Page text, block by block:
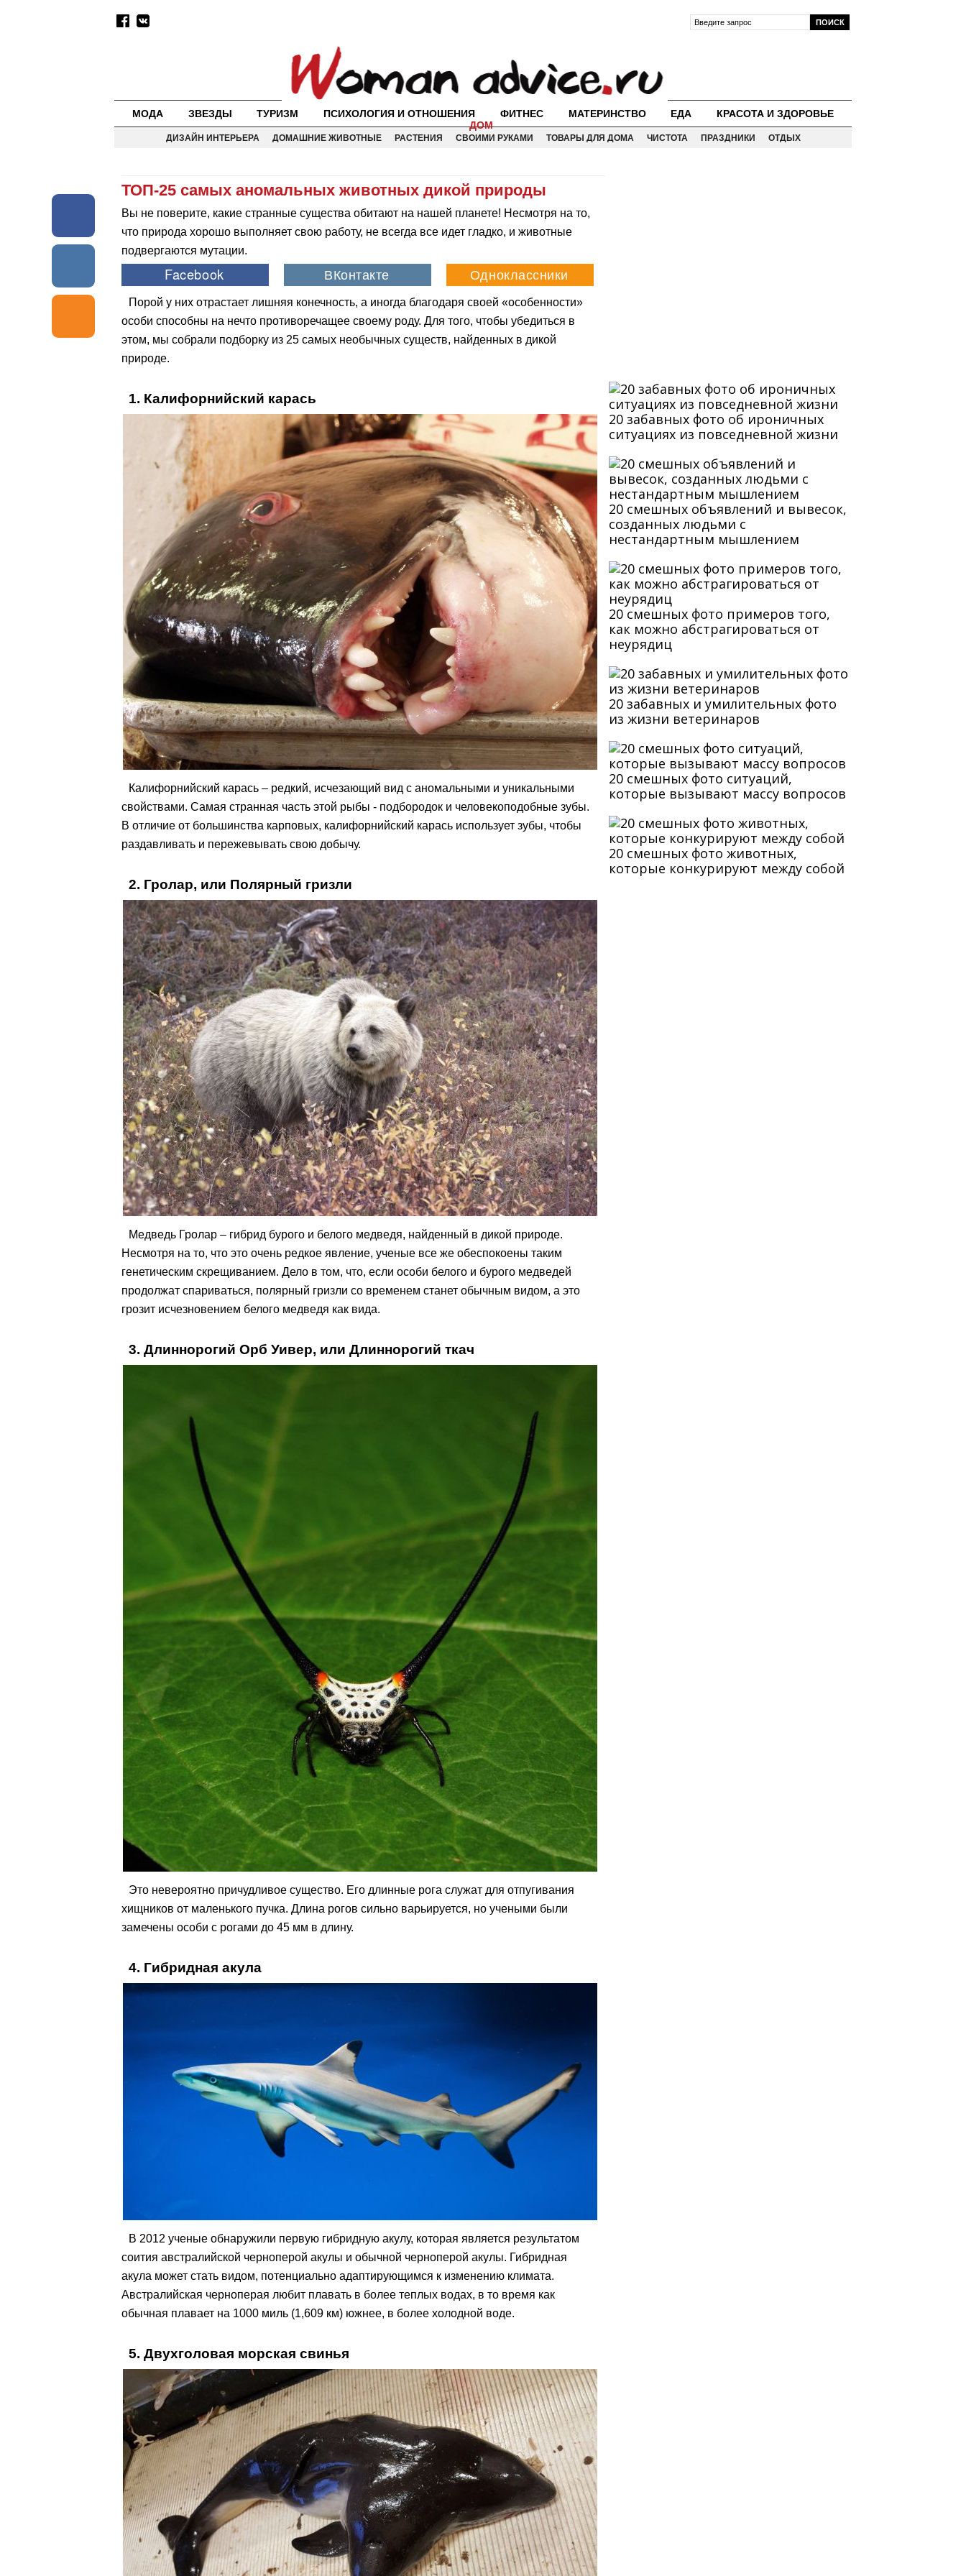
МОДА ЗВЕЗДЫ ТУРИЗМ ПСИХОЛОГИЯ И ОТНОШЕНИЯ ФИТНЕС МАТЕРИНСТВО ЕДА
КРАСОТА И ЗДОРОВЬЕ
ДОМ
ДИЗАЙН ИНТЕРЬЕРА ДОМАШНИЕ ЖИВОТНЫЕ РАСТЕНИЯ СВОИМИ РУКАМИ ТОВАРЫ ДЛЯ ДОМА ЧИСТОТА ПРАЗДНИКИ ОТДЫХ
ТОП-25 самых аномальных животных дикой природы
Вы не поверите, какие странные существа обитают на нашей планете! Несмотря на то,
что природа хорошо выполняет свою работу, не всегда все идет гладко, и животные
подвергаются мутации.
Порой у них отрастает лишняя конечность, а иногда благодаря своей «особенности»
особи способны на нечто противоречащее своему роду. Для того, чтобы убедиться в
этом, мы собрали подборку из 25 самых необычных существ, найденных в дикой
природе.
1. Калифорнийский карась
Калифорнийский карась – редкий, исчезающий вид с аномальными и уникальными
свойствами. Самая странная часть этой рыбы - подбородок и человекоподобные зубы.
В отличие от большинства карповых, калифорнийский карась использует зубы, чтобы
раздавливать и пережевывать свою добычу.
2. Гролар, или Полярный гризли
Медведь Гролар – гибрид бурого и белого медведя, найденный в дикой природе.
Несмотря на то, что это очень редкое явление, ученые все же обеспокоены таким
генетическим скрещиванием. Дело в том, что, если особи белого и бурого медведей
продолжат спариваться, полярный гризли со временем станет обычным видом, а это
грозит исчезновением белого медведя как вида.
3. Длиннорогий Орб Уивер, или Длиннорогий ткач
Это невероятно причудливое существо. Его длинные рога служат для отпугивания
хищников от маленького пучка. Длина рогов сильно варьируется, но учеными были
замечены особи с рогами до 45 мм в длину.
4. Гибридная акула
В 2012 ученые обнаружили первую гибридную акулу, которая является результатом
соития австралийской черноперой акулы и обычной черноперой акулы. Гибридная
акула может стать видом, потенциально адаптирующимся к изменению климата.
Австралийская черноперая любит плавать в более теплых водах, в то время как
обычная плавает на 1000 миль (1,609 км) южнее, в более холодной воде.
5. Двухголовая морская свинья
20 забавных фото об ироничных
ситуациях из повседневной жизни
20 смешных объявлений и вывесок,
созданных людьми с
нестандартным мышлением
20 смешных фото примеров того,
как можно абстрагироваться от
неурядиц
20 забавных и умилительных фото
из жизни ветеринаров
20 смешных фото ситуаций,
которые вызывают массу вопросов
20 смешных фото животных,
которые конкурируют между собой